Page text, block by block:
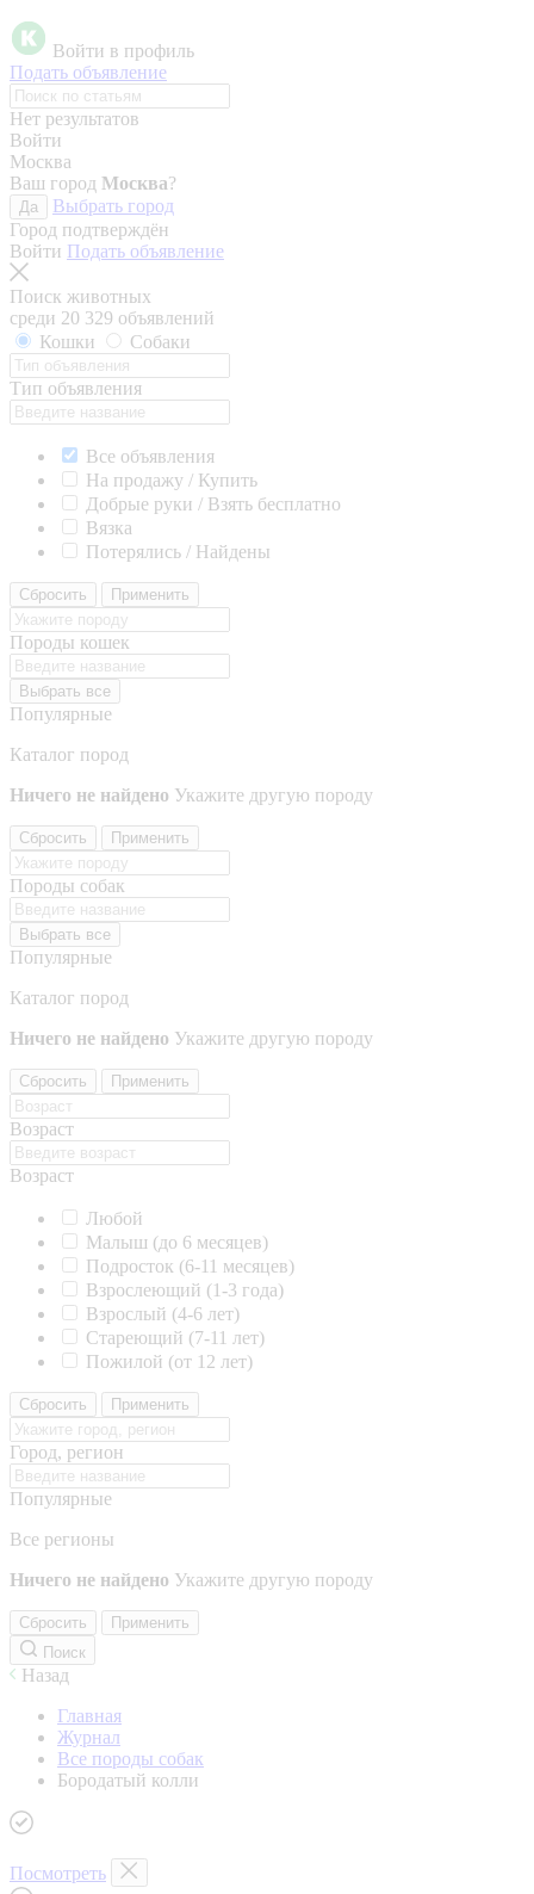
Войти в профиль
Подать объявление
Нет результатов
Войти
Москва
Ваш город Москва?
Да
Выбрать город
Город подтверждён
Войти Подать объявление
Поиск животных
среди 20 329 объявлений
Кошки
Собаки
Тип объявления
Все объявления
На продажу / Купить
Добрые руки / Взять бесплатно
Вязка
Потерялись / Найдены
Сбросить Применить
Породы кошек
Выбрать все
Популярные
Каталог пород
Ничего не найдено Укажите другую породу
Сбросить Применить
Породы собак
Выбрать все
Популярные
Каталог пород
Ничего не найдено Укажите другую породу
Сбросить Применить
Возраст
Возраст
Любой
Малыш (до 6 месяцев)
Подросток (6-11 месяцев)
Взрослеющий (1-3 года)
Взрослый (4-6 лет)
Стареющий (7-11 лет)
Пожилой (от 12 лет)
Сбросить Применить
Город, регион
Популярные
Все регионы
Ничего не найдено Укажите другую породу
Сбросить
Применить
Поиск
Назад
Главная
Журнал
Все породы собак
Бородатый колли
Посмотреть